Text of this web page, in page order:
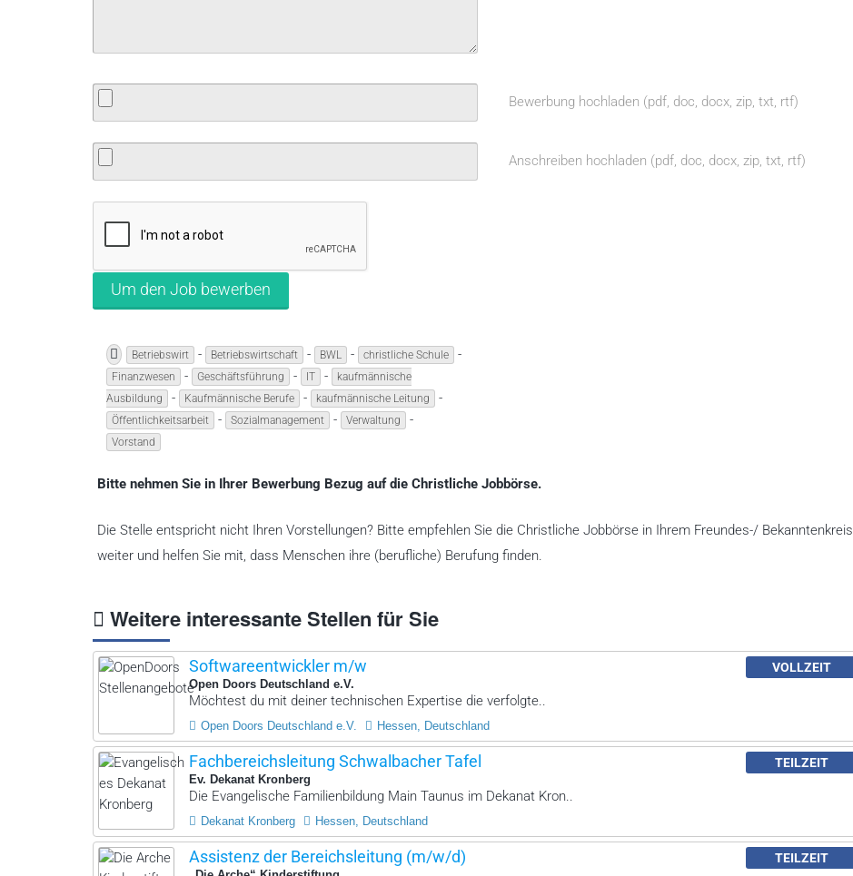
Bewerbung hochladen (pdf, doc, docx, zip, txt, rtf)
Anschreiben hochladen (pdf, doc, docx, zip, txt, rtf)
Betriebswirt - Betriebswirtschaft - BWL - christliche Schule -
Finanzwesen - Geschäftsführung - IT -
kaufmännische
Ausbildung
- Kaufmännische Berufe - kaufmännische Leitung -
Öffentlichkeitsarbeit - Sozialmanagement - Verwaltung -
Vorstand
Bitte nehmen Sie in Ihrer Bewerbung Bezug auf die Christliche Jobbörse.
Die Stelle entspricht nicht Ihren Vorstellungen? Bitte empfehlen Sie die Christliche Jobbörse in Ihrem Freundes-/ Bekanntenkreis
weiter und helfen Sie mit, dass Menschen ihre (berufliche) Berufung finden.
Weitere interessante Stellen für Sie
Softwareentwickler m/w
Open Doors Deutschland e.V.
VOLLZEIT
Möchtest du mit deiner technischen Expertise die verfolgte..
Open Doors Deutschland e.V. Hessen, Deutschland
Fachbereichsleitung Schwalbacher Tafel
Ev. Dekanat Kronberg
TEILZEIT
Die Evangelische Familienbildung Main Taunus im Dekanat Kron..
Dekanat Kronberg Hessen, Deutschland
Assistenz der Bereichsleitung (m/w/d) TEILZEIT